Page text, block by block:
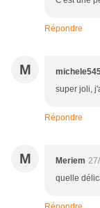
Répondre
M
super joli,
Répondre
M Meriem
quelle